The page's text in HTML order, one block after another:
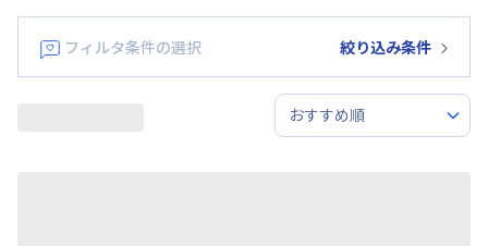
フィルタ条件の選択 絞り込み条件